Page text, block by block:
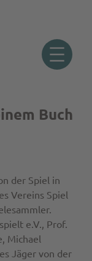
Buch
der Spiel in
Vereins Spiel
e.V., Prof.
Michael
Jäger von der